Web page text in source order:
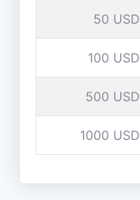
50 USD
100 USD
500 USD
1000 USD